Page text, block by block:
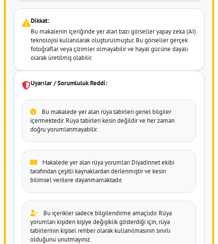
Dikkat:
Bu makalenin içeriğinde yer alan bazı görseller yapay zeka (AI)
teknolojisi kullanılarak oluşturulmuştur. Bu görseller gerçek
fotoğraflar veya çizimler olmayabilir ve hayal gücüne dayalı
olarak üretilmiş olabilir.
Uyarılar / Sorumluluk Reddi:
Bu makalede yer alan rüya tabirleri genel bilgiler
içermektedir. Rüya tabirleri kesin değildir ve her zaman
doğru yorumlanmayabilir.
Makalede yer alan rüya yorumları Diyadinnet ekibi
tarafından çeşitli kaynaklardan derlenmiştir ve kesin
bilimsel verilere dayanmamaktadır.
Bu içerikler sadece bilgilendirme amaçlıdır. Rüya
yorumları kişiden kişiye değişiklik gösterdiği için, rüya
tabirlerinin kişisel rehber olarak kullanılmasının sınırlı
olduğunu unutmayınız.